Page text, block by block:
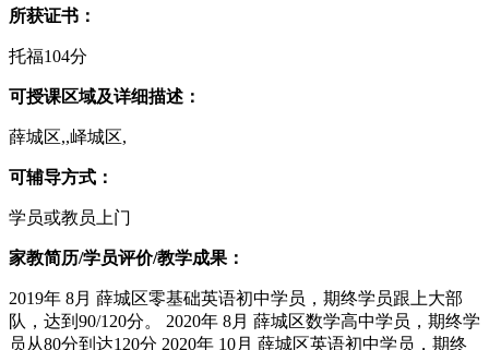
所获证书：
托福104分
可授课区域及详细描述：
薛城区,,峄城区,
可辅导方式：
学员或教员上门
家教简历/学员评价/教学成果：
2019年 8月 薛城区零基础英语初中学员，期终学员跟上大部
队，达到90/120分。 2020年 8月 薛城区数学高中学员，期终学
员从80分到达120分 2020年 10月 薛城区英语初中学员，期终